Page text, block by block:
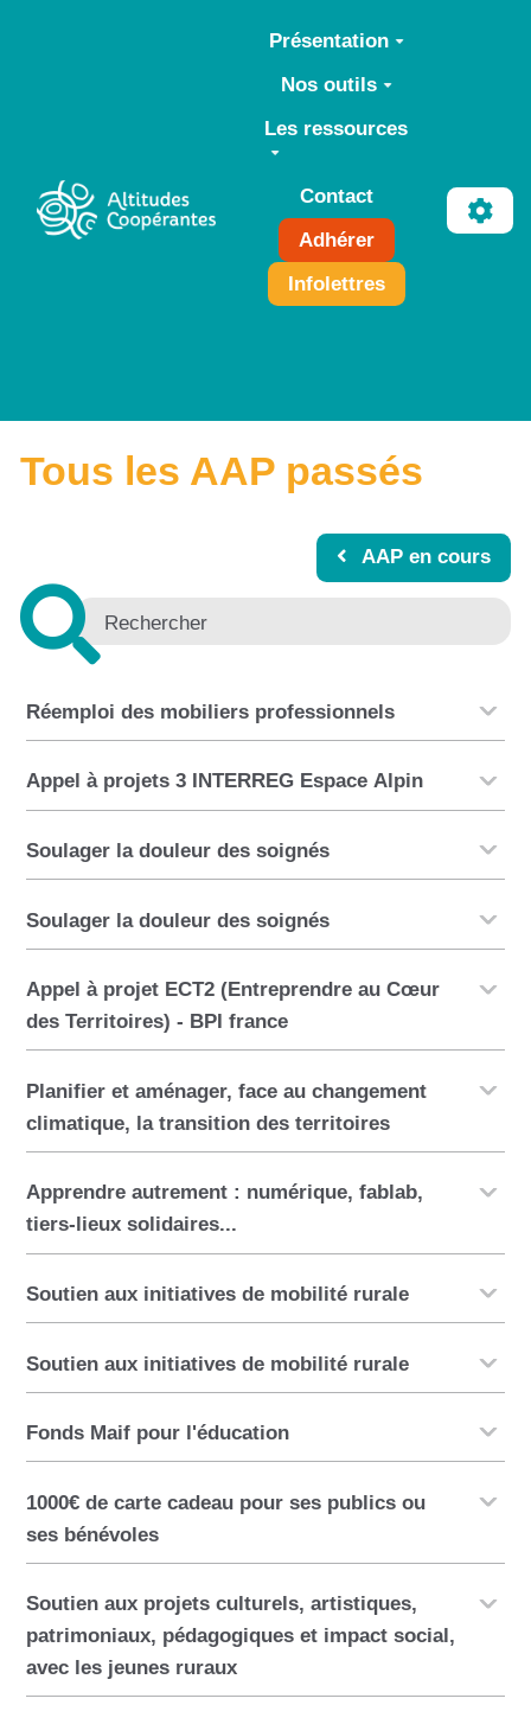
Aller au contenu principal
Présentation
Nos outils
Les ressources
Contact
Adhérer
Infolettres
Tous les AAP passés
AAP en cours
Réemploi des mobiliers professionnels
Appel à projets 3 INTERREG Espace Alpin
Soulager la douleur des soignés
Soulager la douleur des soignés
Appel à projet ECT2 (Entreprendre au Cœur
des Territoires) - BPI france
Planifier et aménager, face au changement
climatique, la transition des territoires
Apprendre autrement : numérique, fablab,
tiers-lieux solidaires...
Soutien aux initiatives de mobilité rurale
Soutien aux initiatives de mobilité rurale
Fonds Maif pour l'éducation
1000€ de carte cadeau pour ses publics ou
ses bénévoles
Soutien aux projets culturels, artistiques,
patrimoniaux, pédagogiques et impact social,
avec les jeunes ruraux